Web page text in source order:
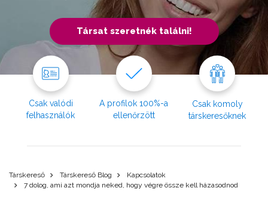
Társat szeretnék találni!
Csak valódi
felhasználók
A profilok 100%-a
ellenőrzött
Csak komoly
társkeresőknek
Társkereső Társkereső Blog
Kapcsolatok
7 dolog, ami azt mondja neked, hogy végre össze kell házasodnod